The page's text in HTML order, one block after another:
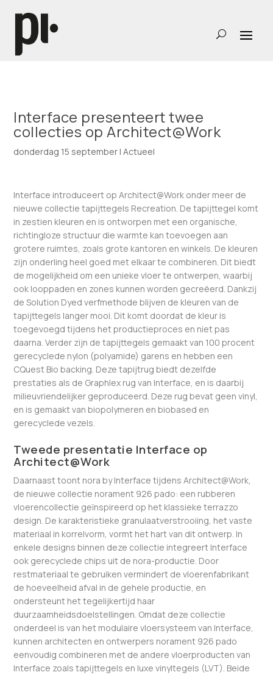
Interface presenteert twee
collecties op Architect@Work
donderdag 15 september |Actueel
Interface introduceert op Architect@Work onder meer de
nieuwe collectie tapijttegels Recreation. De tapijttegel komt
in zestien kleuren en is ontworpen met een organische,
richtingloze structuur die warmte kan toevoegen aan
grotere ruimtes, zoals grote kantoren en winkels. De kleuren
zijn onderling heel goed met elkaar te combineren. Dit biedt
de mogelijkheid om een unieke vloer te ontwerpen, waarbij
ook looppaden en zones kunnen worden gecreëerd. Dankzij
de Solution Dyed verfmethode blijven de kleuren van de
tapijttegels langer mooi. Dit komt doordat de kleur is
toegevoegd tijdens het productieproces en niet pas
daarna. Verder zijn de tapijttegels gemaakt van 100 procent
gerecyclede nylon (polyamide) garens en hebben een
CQuest Bio backing. Deze tapijtrug biedt dezelfde
prestaties als de Graphlex rug van Interface, en is daarbij
milieuvriendelijker geproduceerd. Deze rug bevat geen vinyl,
en is gemaakt van biopolymeren en biobased en
gerecyclede vezels.
Tweede presentatie Interface op
Architect@Work
Daarnaast toont nora by Interface tijdens Architect@Work,
de nieuwe collectie norament 926 pado: een rubberen
vloerencollectie geïnspireerd op het klassieke terrazzo
design. De karakteristieke granulaatverstrooiing, het vaste
materiaal in korrelvorm, vormt het hart van dit ontwerp. In
enkele designs binnen deze collectie integreert Interface
ook gerecyclede chips uit de nora-productie. Door
restmateriaal te gebruiken vermindert de vloerenfabrikant
de hoeveelheid afval in de gehele productie, en
ondersteunt het tegelijkertijd haar
duurzaamheidsdoelstellingen. Omdat deze collectie
onderdeel is van het modulaire vloersysteem van Interface,
kunnen architecten en ontwerpers norament 926 pado
eenvoudig combineren met de andere vloerproducten van
Interface zoals tapijttegels en luxe vinyltegels (LVT). Beide